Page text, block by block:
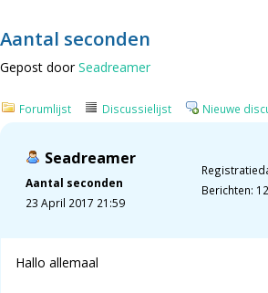
Aantal seconden
Gepost doorSeadreamer
Forumlijst Discussielijst Nieuwe
Seadreamer
Aantal seconden
23 April 2017 21:59
Berichten:
Hallo allemaal